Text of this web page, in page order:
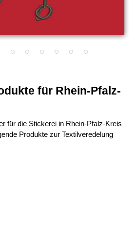
für Rhein-Pfalz-
für die Stickerei in Rhein-Pfalz-Kreis
Produkte zur Textilveredelung